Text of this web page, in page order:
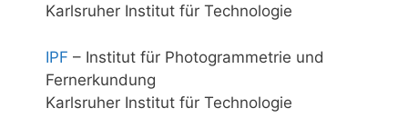
Karlsruher Institut für Technologie
IPF – Institut für Photogrammetrie und
Fernerkundung
Karlsruher Institut für Technologie